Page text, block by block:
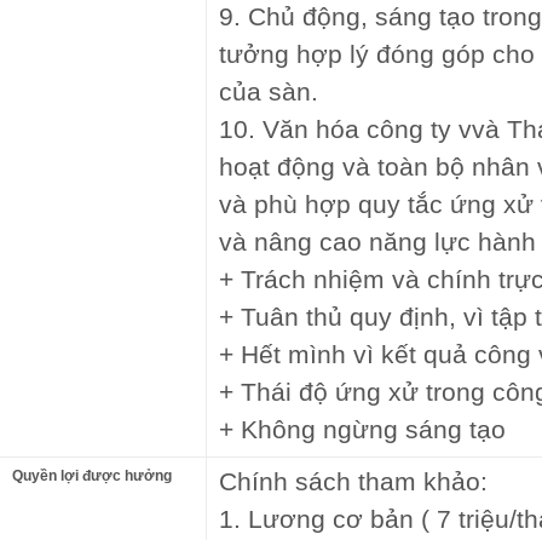
9. Chủ động, sáng tạo
tưởng hợp lý đóng góp
của sàn.
10. Văn hóa công ty vvà
hoạt động và toàn bộ
và phù hợp quy tắc ứng
và nâng cao năng lực
+ Trách nhiệm và chính
+ Tuân thủ quy định, vì tập
+ Hết mình vì kết quả công
+ Thái độ ứng xử trong
+ Không ngừng sáng tạo
Quyền lợi được hưởng
Chính sách tham khảo:
1. Lương cơ bản ( 7 triệu/